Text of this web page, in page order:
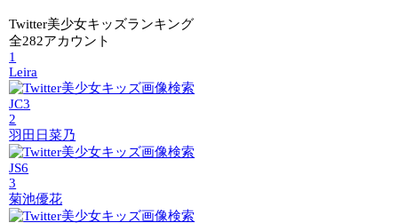
Twitter美少女キッズランキング
全282アカウント
1
Leira
JC3
2
羽田日菜乃
JS6
3
菊池優花